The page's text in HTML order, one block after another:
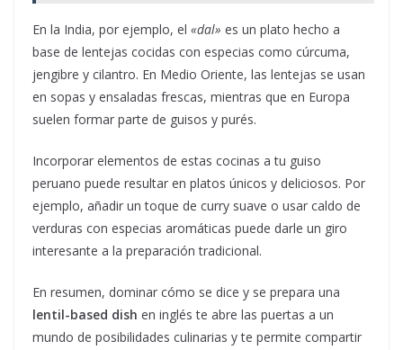
En la India, por ejemplo, el «dal» es un plato hecho a
base de lentejas cocidas con especias como cúrcuma,
jengibre y cilantro. En Medio Oriente, las lentejas se usan
en sopas y ensaladas frescas, mientras que en Europa
suelen formar parte de guisos y purés.
Incorporar elementos de estas cocinas a tu guiso
peruano puede resultar en platos únicos y deliciosos. Por
ejemplo, añadir un toque de curry suave o usar caldo de
verduras con especias aromáticas puede darle un giro
interesante a la preparación tradicional.
En resumen, dominar cómo se dice y se prepara una
lentil-based dish en inglés te abre las puertas a un
mundo de posibilidades culinarias y te permite compartir